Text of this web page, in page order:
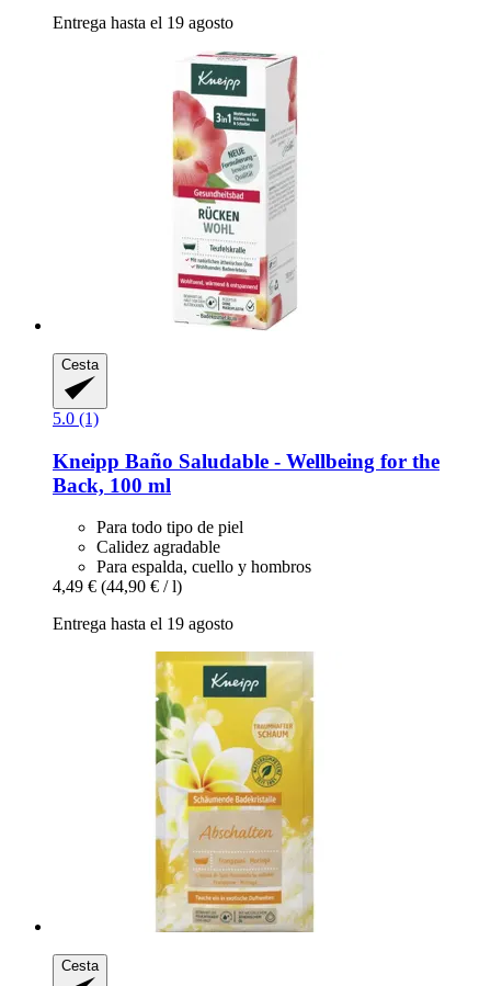
Entrega hasta el 19 agosto
Cesta
5.0 (1)
Kneipp Baño Saludable -​ Wellbeing for the
Back, 100 ml
Para todo tipo de piel
Calidez agradable
Para espalda, cuello y hombros
4,49 € (44,90 € / l)
Entrega hasta el 19 agosto
Cesta